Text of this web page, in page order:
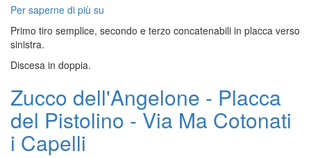
Per saperne di più su
dell'Angelone
-
-
Via
Mystic
Primo tiro semplice, secondo e terzo concatenabili in placca verso
sinistra.
Discesa in doppia.
Zucco dell'Angelone - Placca
del Pistolino - Via Ma Cotonati
i Capelli